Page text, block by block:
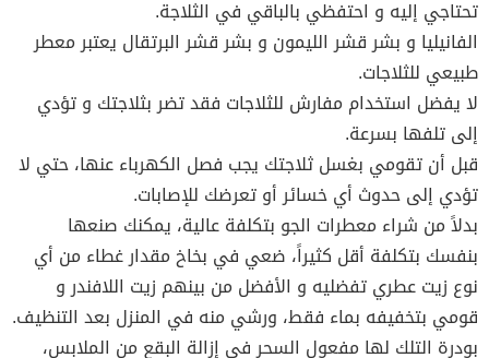
تحتاجي إليه و احتفظي بالباقي في الثلاجة.
الفانيليا و بشر قشر الليمون و بشر قشر البرتقال يعتبر معطر
طبيعي للثلاجات.
لا يفضل استخدام مفارش للثلاجات فقد تضر بثلاجتك و تؤدي
إلى تلفها بسرعة.
قبل أن تقومي بغسل ثلاجتك يجب فصل الكهرباء عنها، حتي لا
تؤدي إلى حدوث أي خسائر أو تعرضك للإصابات.
بدلاً من شراء معطرات الجو بتكلفة عالية، يمكنك صنعها
بنفسك بتكلفة أقل كثيراً، ضعي في بخاخ مقدار غطاء من أي
نوع زيت عطري تفضليه و الأفضل من بينهم زيت اللافندر و
قومي بتخفيفه بماء فقط، ورشي منه في المنزل بعد التنظيف.
بودرة التلك لها مفعول السحر في إزالة البقع من الملابس،